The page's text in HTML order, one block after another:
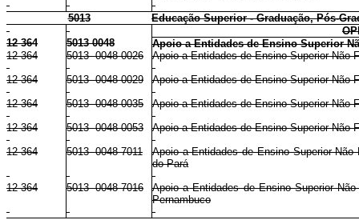
5013
Educação Superior - Graduação, Pós-
12 364
5013 0048
Apoio a Entidades de Ensino Superior
12 364
5013 0048 0026
Apoio a Entidades de Ensino Superior Não
12 364
5013 0048 0029
Apoio a Entidades de Ensino Superior Não
12 364
5013 0048 0035
Apoio a Entidades de Ensino Superior Não
12 364
5013 0048 0053
Apoio a Entidades de Ensino Superior Não
12 364
5013 0048 7011
Apoio a Entidades de Ensino Superior
do Pará
12 364
5013 0048 7016
Apoio a Entidades de Ensino Superior
Pernambuco